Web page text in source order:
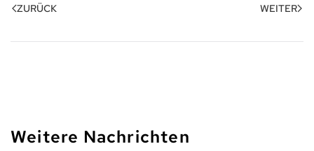
ZURÜCK WEITER
Weitere Nachrichten